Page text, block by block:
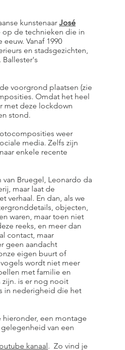
kunstenaar José
op de technieken die in
Vanaf 1990
en stadsgezichten,
voorgrond plaatsen (zie
Omdat het heel
met deze lockdown
stond.
weer
media. Zelfs zijn
enkele recente
Bruegel, Leonardo da
maar laat de
verhaal. En dan, als we
objecten,
waren, maar toen niet
reeks, en meer dan
contact, maar
geen aandacht
eigen buurt of
wordt niet meer
met familie en
zijn. is er nog nooit
in nederigheid die het
een montage
van een
kanaal. Zo vind je